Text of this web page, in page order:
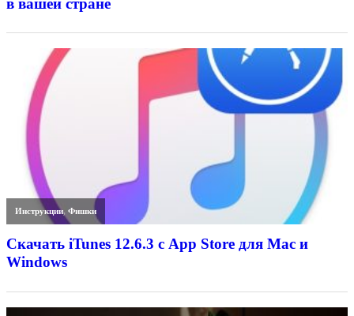
Инструкции,Фишки
Скачать iTunes 12.6.3 с App Store для Mac и
Windows